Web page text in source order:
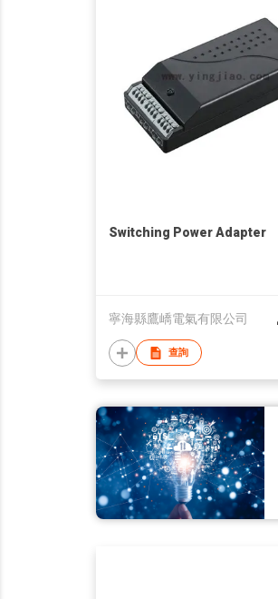
Switching Power Adapter
寧海縣鷹嶠電氣有限公司
查詢